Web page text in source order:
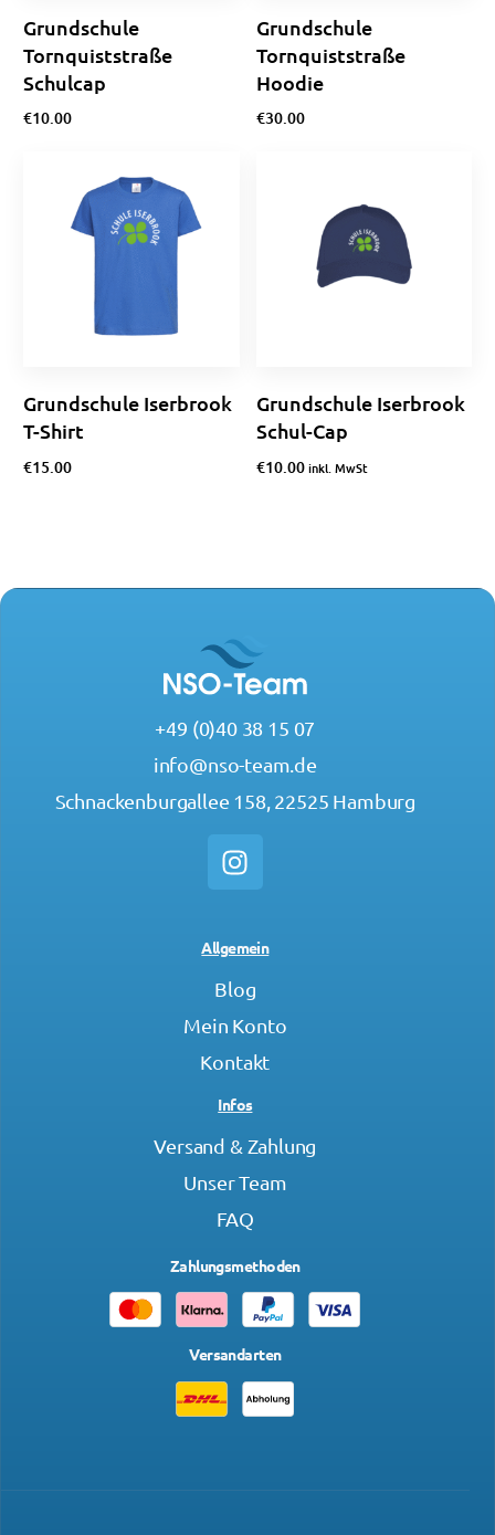
Grundschule
Tornquiststraße
Schulcap
€10.00
Grundschule
Tornquiststraße
Hoodie
€30.00
Grundschule Iserbrook
T-Shirt
€15.00
Grundschule Iserbrook
Schul-Cap
€10.00 inkl. MwSt
+49 (0)40 38 15 07
info@nso-team.de
Schnackenburgallee 158, 22525 Hamburg
Allgemein
Blog
Mein Konto
Kontakt
Infos
Versand & Zahlung
Unser Team
FAQ
Zahlungsmethoden
Versandarten